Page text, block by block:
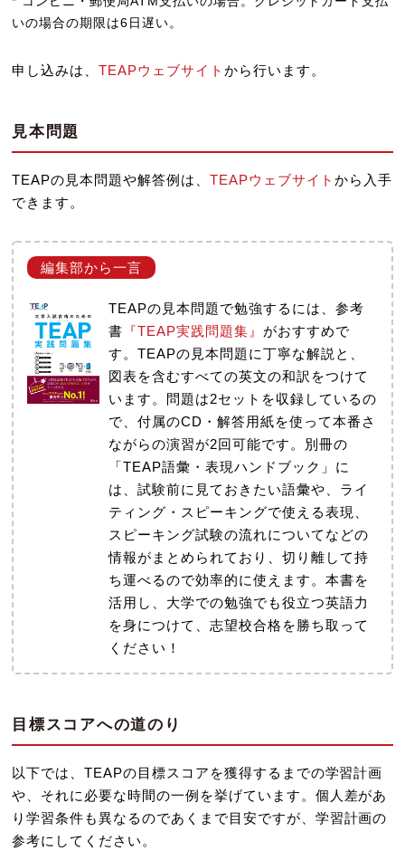
いの場合の期限は6日遅い。
申し込みは、TEAPウェブサイト から行います。
見本問題
TEAPの見本問題や解答例は、 TEAPウェブサイトから入手
できます。
TEAPの見本問題で勉強するには、参考
書 『TEAP実践問題集』 がおすすめで
す。TEAPの見本問題に丁寧な解説と、
図表を含むすべての英文の和訳をつけて
います。問題は2セットを収録しているの
で、付属のCD・解答用紙を使って本番さ
ながらの演習が2回可能です。別冊の
「TEAP語彙・表現ハンドブック」に
は、試験前に見ておきたい語彙や、ライ
ティング・スピーキングで使える表現、
スピーキング試験の流れについてなどの
情報がまとめられており、切り離して持
ち運べるので効率的に使えます。本書を
活用し、大学での勉強でも役立つ英語力
を身につけて、志望校合格を勝ち取って
ください！
目標スコアへの道のり
以下では、TEAPの目標スコアを獲得するまでの学習計画
や、それに必要な時間の一例を挙げています。個人差があ
り学習条件も異なるのであくまで目安ですが、学習計画の
参考にしてください。